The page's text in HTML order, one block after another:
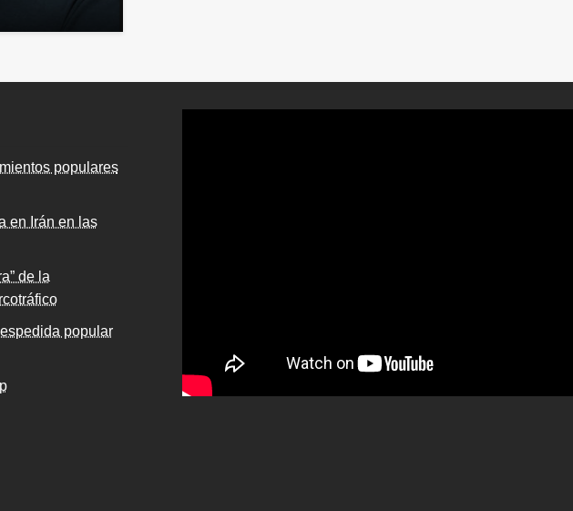
populares
en Irán en las
de la
popular